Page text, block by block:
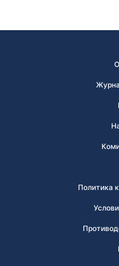
Политика